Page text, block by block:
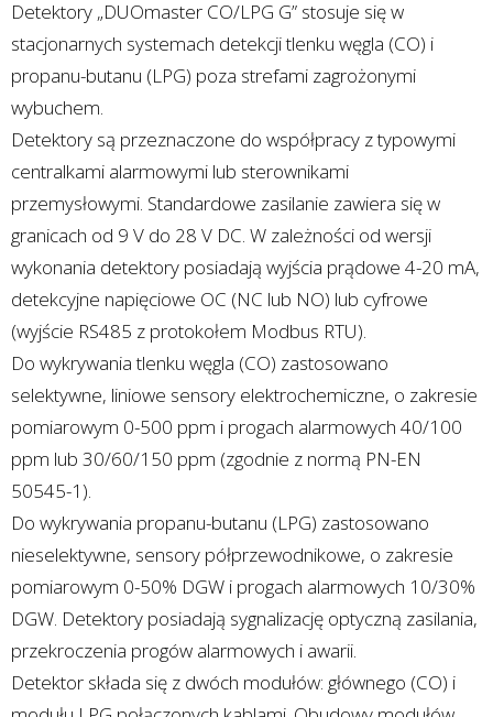
Detektory „DUOmaster CO/LPG G” stosuje się w
stacjonarnych systemach detekcji tlenku węgla (CO) i
propanu-butanu (LPG) poza strefami zagrożonymi
wybuchem.
Detektory są przeznaczone do współpracy z typowymi
centralkami alarmowymi lub sterownikami
przemysłowymi. Standardowe zasilanie zawiera się w
granicach od 9 V do 28 V DC. W zależności od wersji
wykonania detektory posiadają wyjścia prądowe 4-20 mA,
detekcyjne napięciowe OC (NC lub NO) lub cyfrowe
(wyjście RS485 z protokołem Modbus RTU).
Do wykrywania tlenku węgla (CO) zastosowano
selektywne, liniowe sensory elektrochemiczne, o zakresie
pomiarowym 0-500 ppm i progach alarmowych 40/100
ppm lub 30/60/150 ppm (zgodnie z normą PN-EN
50545-1).
Do wykrywania propanu-butanu (LPG) zastosowano
nieselektywne, sensory półprzewodnikowe, o zakresie
pomiarowym 0-50% DGW i progach alarmowych 10/30%
DGW. Detektory posiadają sygnalizację optyczną zasilania,
przekroczenia progów alarmowych i awarii.
Detektor składa się z dwóch modułów: głównego (CO) i